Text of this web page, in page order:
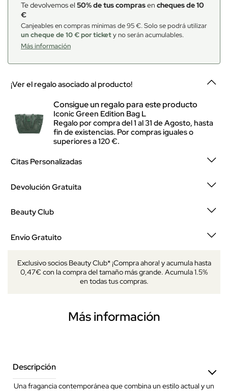
Te devolvemos el 50% de tus comprasen cheques de 10
€
Canjeables en compras mínimas de 95 €. Solo se podrá utilizar
un cheque de 10 € por tickety no serán acumulables.
Más información
¡Ver el regalo asociado al producto!
Consigue un regalo para este producto
Iconic Green Edition Bag L
Regalo por compra del 1 al 31 de Agosto, hasta
fin de existencias. Por compras iguales o
superiores a 120 €.
Citas Personalizadas
Devolución Gratuita
Beauty Club
Envío Gratuito
Exclusivo socios Beauty Club* ¡Compra ahora! y acumula hasta
0,47€ con la compra del tamaño más grande. Acumula 1.5%
en todas tus compras.
Más información
Descripción
Una fragancia contemporánea que combina un estilo actual y un